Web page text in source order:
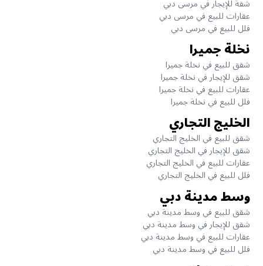
شقة للإيجار في مرسى دبي
عقارات للبيع في مرسى دبي
فلل للبيع في مرسى دبي
نخلة جميرا
شقق للبيع في نخلة جميرا
شقق للإيجار في نخلة جميرا
عقارات للبيع في نخلة جميرا
فلل للبيع في نخلة جميرا
الخليج التجاري
شقق للبيع في الخليج التجاري
شقق للإيجار في الخليج التجاري
عقارات للبيع في الخليج التجاري
فلل للبيع في الخليج التجاري
وسط مدينة دبي
شقق للبيع في وسط مدينة دبي
شقق للإيجار في وسط مدينة دبي
عقارات للبيع في وسط مدينة دبي
فلل للبيع في وسط مدينة دبي